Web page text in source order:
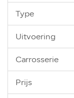
Type
Uitvoering
Carrosserie
Prijs